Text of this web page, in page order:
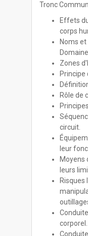
Tronc Commun
Effets
corps
Noms
Zones
Principe
Rôle de
circuit.
leur
Moyens
leurs
Risques
corporel.